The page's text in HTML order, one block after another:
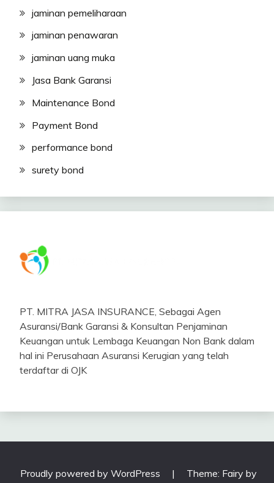
jaminan pemeliharaan
jaminan penawaran
jaminan uang muka
Jasa Bank Garansi
Maintenance Bond
Payment Bond
performance bond
surety bond
PT. MITRA JASA INSURANCE, Sebagai Agen
Asuransi/Bank Garansi & Konsultan Penjaminan
Keuangan untuk Lembaga Keuangan Non Bank dalam
hal ini Perusahaan Asuransi Kerugian yang telah
terdaftar di OJK
Proudly powered by WordPress |
Theme: Fairy by